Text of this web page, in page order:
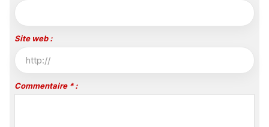
Site web :
Commentaire * :